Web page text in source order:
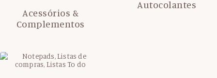
Acessórios &
Complementos
Autocolantes